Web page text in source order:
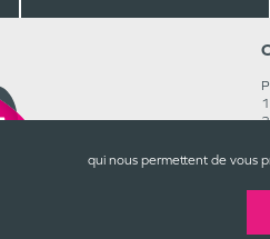
qui nous permettent de vous